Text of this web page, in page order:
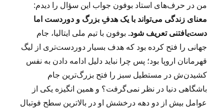
من در حرف‌های استاد بوفون جواب این سؤال را دیدم:
معنای زندگی می‌تواند با یک هدفِ بزرگ و دوردست اما
دست‌یافتنی تعریف شود. بوفون با تیم ملی ایتالیا، جام
جهانی را فتح کرده بود که هدف بسیار دوردست‌تری از لیگ
قهرمانان اروپا بود؛ پس چرا نباید دلیل ادامه دادن به نفس
کشیدن‌ش در مستطیل سبز را فتح بزرگ‌ترین جام
باشگاهی دنیا در نظر نمی‌گرفت؟ و همین انگیزه یکی از
عوامل بیش از دو دهه درخشش او در بالاترین سطح فوتبال